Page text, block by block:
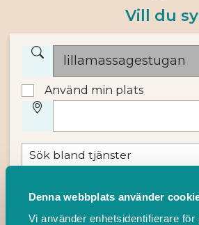
Denna webbplats använder
Vi använder enhetsidentifierare för
Använd min plats
Vill du